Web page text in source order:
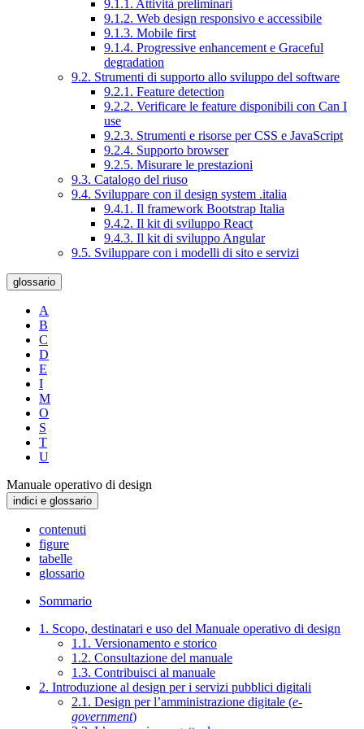
9.1.1. Attività preliminari
9.1.2. Web design responsivo e accessibile
9.1.3. Mobile first
9.1.4. Progressive enhancement e Graceful
degradation
9.2. Strumenti di supporto allo sviluppo del software
9.2.1. Feature detection
9.2.2. Verificare le feature disponibili con Can I
use
9.2.3. Strumenti e risorse per CSS e JavaScript
9.2.4. Supporto browser
9.2.5. Misurare le prestazioni
9.3. Catalogo del riuso
9.4. Sviluppare con il design system .italia
9.4.1. Il framework Bootstrap Italia
9.4.2. Il kit di sviluppo React
9.4.3. Il kit di sviluppo Angular
9.5. Sviluppare con i modelli di sito e servizi
glossario
A
B
C
D
E
I
M
O
S
T
U
Manuale operativo di design
indici e glossario
contenuti
figure
tabelle
glossario
Sommario
1. Scopo, destinatari e uso del Manuale operativo di design
1.1. Versionamento e storico
1.2. Consultazione del manuale
1.3. Contribuisci al manuale
2. Introduzione al design per i servizi pubblici digitali
2.1. Design per l’amministrazione digitale (e-
government)